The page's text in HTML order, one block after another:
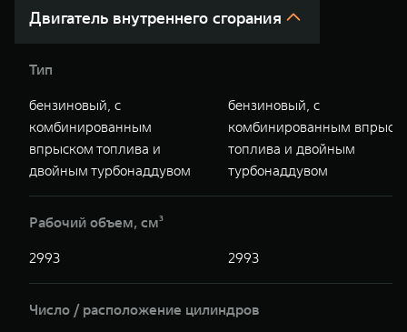
Двигатель внутреннего сгорания
Тип
бензиновый, с
комбинированным
впрыском топлива и
двойным турбонаддувом
бензиновый, с
комбинированным
топлива и двойным
турбонаддувом
Рабочий объем, см³
2993 2993
Число / расположение цилиндров